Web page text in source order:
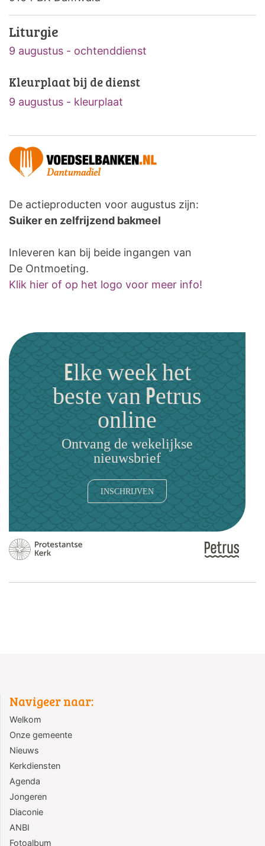
Liturgie
9 augustus - ochtenddienst
Kleurplaat bij de dienst
9 augustus - kleurplaat
De actieproducten voor augustus zijn:
Suiker en zelfrijzend bakmeel
Inleveren kan bij beide ingangen van
De Ontmoeting.
Klik hier of op het logo voor meer info!
Elke week het
beste van Petrus
online
Ontvang de wekelijkse
nieuwsbrief
INSCHRIJVEN
Navigeer naar:
Welkom
Onze gemeente
Nieuws
Kerkdiensten
Agenda
Jongeren
Diaconie
ANBI
Fotoalbum